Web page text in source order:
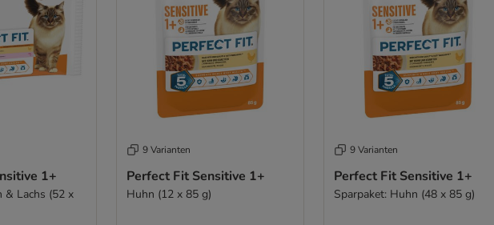
1+
& Lachs (52 x
9 Varianten
Perfect Fit Sensitive 1+
Huhn (12 x 85 g)
9 Varianten
Perfect Fit Sensitive 1+
Sparpaket: Huhn (48 x 85 g)